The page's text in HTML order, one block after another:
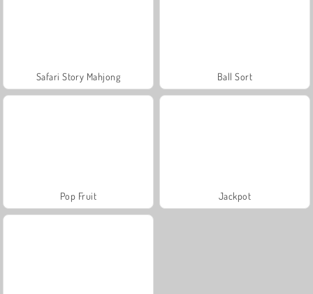
Safari Story Mahjong Ball Sort
Pop Fruit Jackpot